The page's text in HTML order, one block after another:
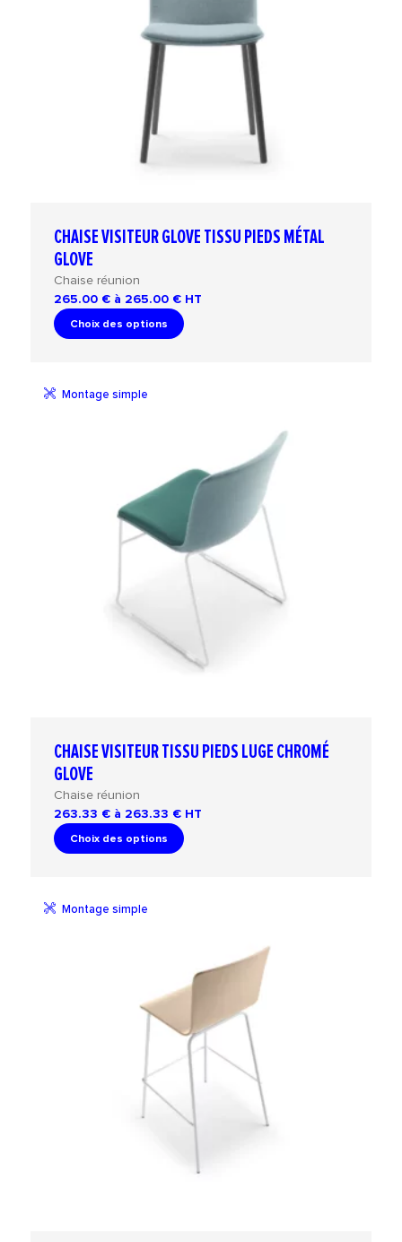
CHAISE VISITEUR GLOVE TISSU PIEDS MÉTAL
GLOVE
Chaise réunion
265.00 € à 265.00 € HT
Choix des options
CHAISE VISITEUR TISSU PIEDS LUGE CHROMÉ
GLOVE
Chaise réunion
263.33 € à 263.33 € HT
Choix des options
Montage simple
Montage simple